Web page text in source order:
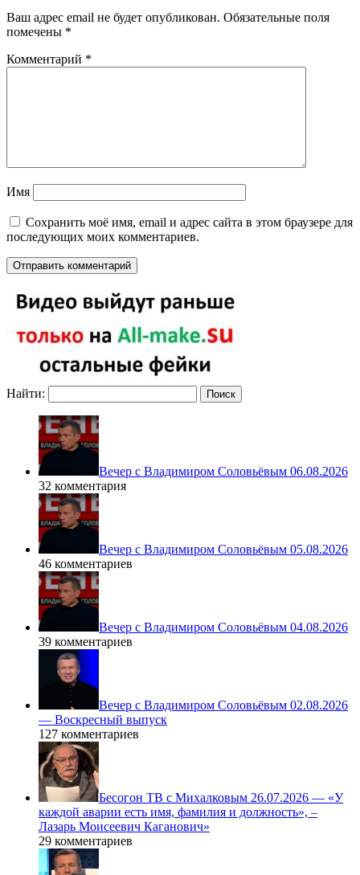
Ваш адрес email не будет опубликован. Обязательные поля
помечены *
Комментарий *
Имя
Сохранить моё имя, email и адрес сайта в этом браузере для
последующих моих комментариев.
Найти:
Вечер с Владимиром Соловьёвым 06.08.2026
32 комментария
Вечер с Владимиром Соловьёвым 05.08.2026
46 комментариев
Вечер с Владимиром Соловьёвым 04.08.2026
39 комментариев
Вечер с Владимиром Соловьёвым 02.08.2026
— Воскресный выпуск
127 комментариев
Бесогон ТВ с Михалковым 26.07.2026 — «У
каждой аварии есть имя, фамилия и должность», –
Лазарь Моисеевич Каганович»
29 комментариев